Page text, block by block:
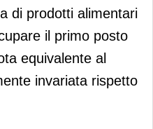
di prodotti alimentari
il primo posto
equivalente al
invariata rispetto